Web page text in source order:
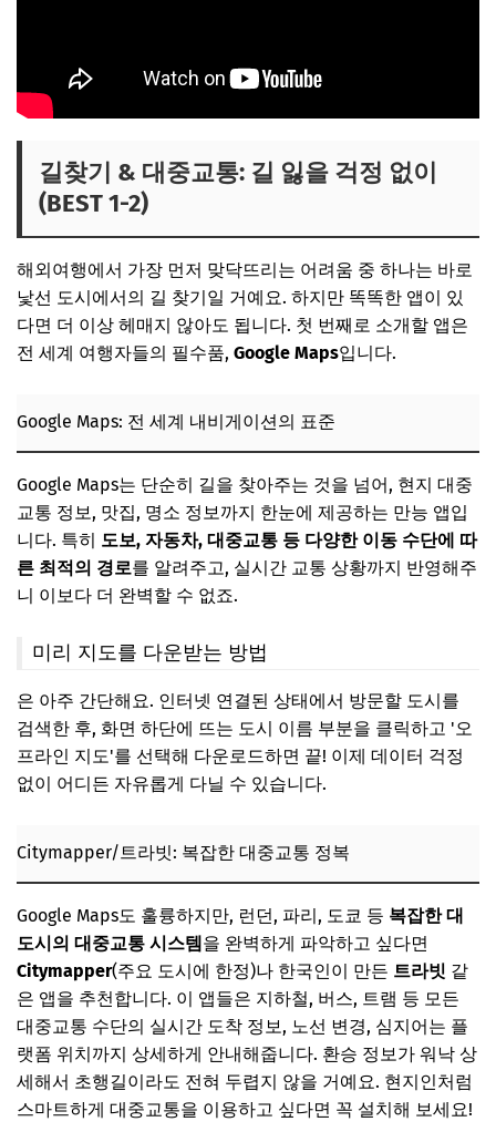
길찾기 & 대중교통: 길 잃을 걱정 없이
(BEST 1-2)
해외여행에서 가장 먼저 맞닥뜨리는 어려움 중 하나는 바로
낯선 도시에서의 길 찾기일 거예요. 하지만 똑똑한 앱이 있
다면 더 이상 헤매지 않아도 됩니다. 첫 번째로 소개할 앱은
전 세계 여행자들의 필수품, Google Maps입니다.
Google Maps: 전 세계 내비게이션의 표준
Google Maps는 단순히 길을 찾아주는 것을 넘어, 현지 대중
교통 정보, 맛집, 명소 정보까지 한눈에 제공하는 만능 앱입
니다. 특히 도보, 자동차, 대중교통 등 다양한 이동 수단에 따
른 최적의 경로를 알려주고, 실시간 교통 상황까지 반영해주
니 이보다 더 완벽할 수 없죠.
미리 지도를 다운받는 방법
은 아주 간단해요. 인터넷 연결된 상태에서 방문할 도시를
검색한 후, 화면 하단에 뜨는 도시 이름 부분을 클릭하고 '오
프라인 지도'를 선택해 다운로드하면 끝! 이제 데이터 걱정
없이 어디든 자유롭게 다닐 수 있습니다.
Citymapper/트라빗: 복잡한 대중교통 정복
Google Maps도 훌륭하지만, 런던, 파리, 도쿄 등 복잡한 대
도시의 대중교통 시스템을 완벽하게 파악하고 싶다면
Citymapper(주요 도시에 한정)나 한국인이 만든 트라빗 같
은 앱을 추천합니다. 이 앱들은 지하철, 버스, 트램 등 모든
대중교통 수단의 실시간 도착 정보, 노선 변경, 심지어는 플
랫폼 위치까지 상세하게 안내해줍니다. 환승 정보가 워낙 상
세해서 초행길이라도 전혀 두렵지 않을 거예요. 현지인처럼
스마트하게 대중교통을 이용하고 싶다면 꼭 설치해 보세요!